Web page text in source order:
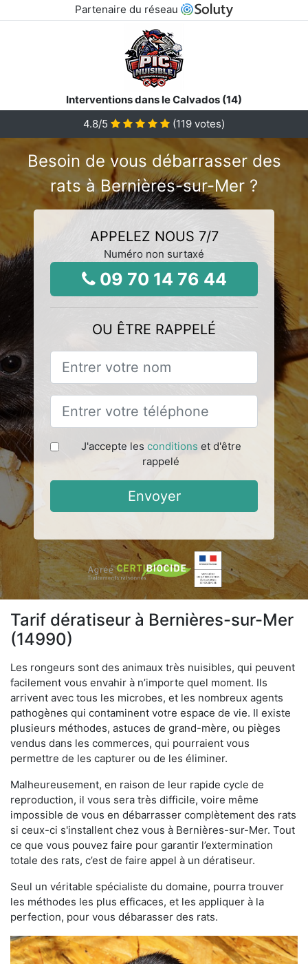
Partenaire du réseau
Interventions dans le Calvados (14)
4.8/5 (119 votes)
Besoin de vous débarrasser des
rats à Bernières-sur-Mer ?
APPELEZ NOUS 7/7
Numéro non surtaxé
09 70 14 76 44
OU ÊTRE RAPPELÉ
J'accepte les conditions et d'être
rappelé
Envoyer
Tarif dératiseur à Bernières-sur-Mer
(14990)
Les rongeurs sont des animaux très nuisibles, qui peuvent
facilement vous envahir à n’importe quel moment. Ils
arrivent avec tous les microbes, et les nombreux agents
pathogènes qui contaminent votre espace de vie. Il existe
plusieurs méthodes, astuces de grand-mère, ou pièges
vendus dans les commerces, qui pourraient vous
permettre de les capturer ou de les éliminer.
Malheureusement, en raison de leur rapide cycle de
reproduction, il vous sera très difficile, voire même
impossible de vous en débarrasser complètement des rats
si ceux-ci s'installent chez vous à Bernières-sur-Mer. Tout
ce que vous pouvez faire pour garantir l’extermination
totale des rats, c’est de faire appel à un dératiseur.
Seul un véritable spécialiste du domaine, pourra trouver
les méthodes les plus efficaces, et les appliquer à la
perfection, pour vous débarasser des rats.